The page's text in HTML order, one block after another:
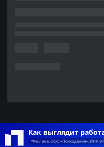
Как выглядит
*Реклама. ООО «Психодемия». ИНН